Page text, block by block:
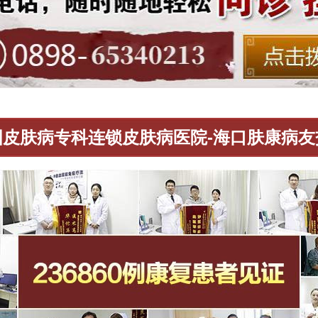
肤病专科连锁皮肤病医院-海口肤康病